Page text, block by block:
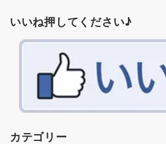
いいね押してください♪
カテゴリー